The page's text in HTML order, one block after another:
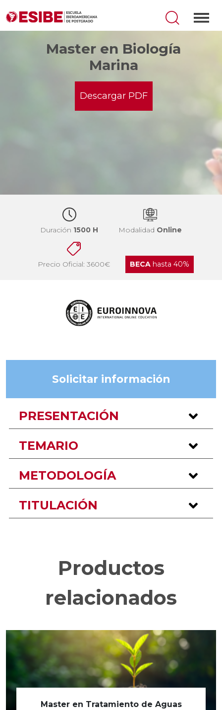
Master en Biología
Marina
Descargar PDF
Duración 1500 H Modalidad Online
Precio Oficial: 3600€ BECAhasta 40%
Solicitar información
PRESENTACIÓN
TEMARIO
METODOLOGÍA
TITULACIÓN
Productos
relacionados
Master en Tratamiento de Aguas